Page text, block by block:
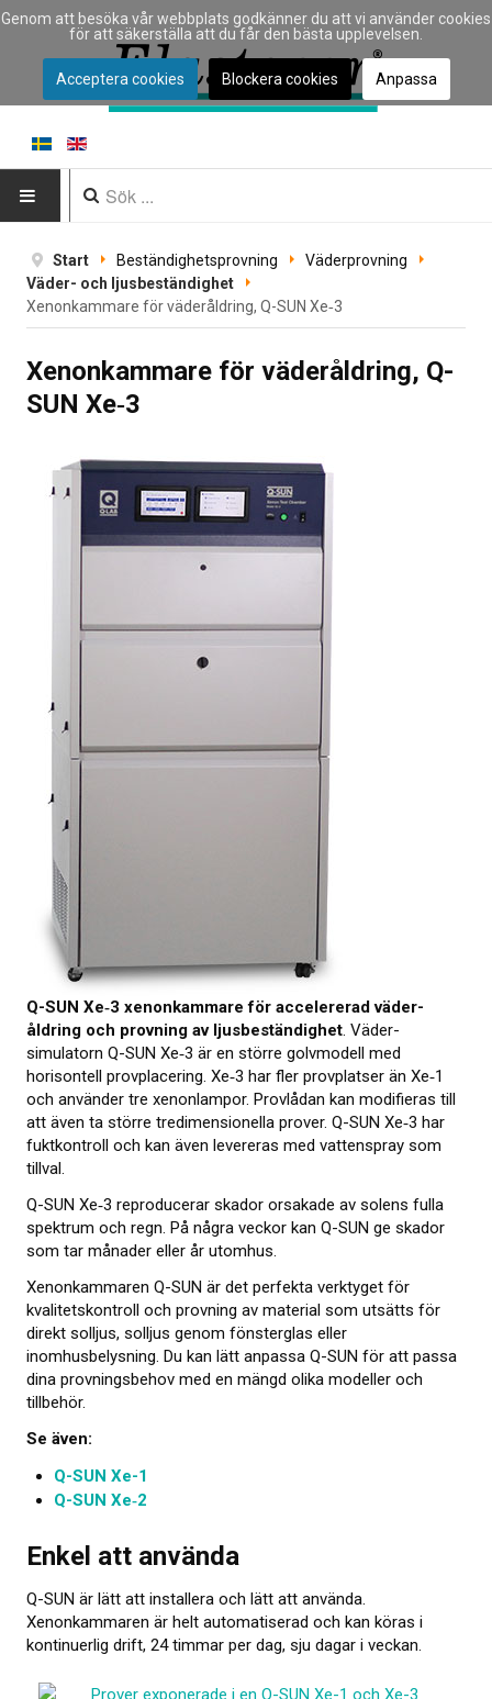
INSTRUMENT
Typ av materialprovning
Tillämpningar
KALIBRERING
Provningsmetoder
Webbinarier om materialprovning
Elastocons webbinarier
Ladda ner dokument
Litteratur om gummi och plast
Om provning
Om kalibrering
Utbildning
Elastocons museum
OM OSS
KONTAKT
NYHETER
Start Beständighetsprovning
Väderprovning
Väder- och ljusbeständighet
Xenonkammare för väderåldring, Q-SUN Xe‑3
Xenonkammare för väderåldring, Q-
SUN Xe‑3
Q-SUN Xe‑3 xenonkammare för accelererad väder­
åldring och provning av ljus­beständighet. Väder­
simulatorn Q-SUN Xe‑3 är en större golvmodell med
horisontell prov­placering. Xe‑3 har fler prov­platser än Xe‑1
och använder tre xenon­lampor. Provlådan kan modifieras till
att även ta större tre­dimensionella prover. Q-SUN Xe‑3 har
fuktkontroll och kan även levereras med vattenspray som
tillval.
Q-SUN Xe‑3 reproducerar skador orsakade av solens fulla
spektrum och regn. På några veckor kan Q-SUN ge skador
som tar månader eller år utomhus.
Xenonkammaren Q-SUN är det perfekta verktyget för
kvalitetskontroll och provning av material som utsätts för
direkt solljus, solljus genom fönster­glas eller
inomhusbelysning. Du kan lätt anpassa Q-SUN för att passa
dina provnings­behov med en mängd olika modeller och
tillbehör.
Se även:
Q-SUN Xe-1
Q-SUN Xe‑2
Enkel att använda
Q-SUN är lätt att installera och lätt att använda.
Xenonkammaren är helt automatiserad och kan köras i
kontinuerlig drift, 24 timmar per dag, sju dagar i veckan.
Genom att besöka vår webbplats godkänner du att vi använder cookies
för att säkerställa att du får den bästa upplevelsen.
Acceptera cookies Blockera cookies Anpassa